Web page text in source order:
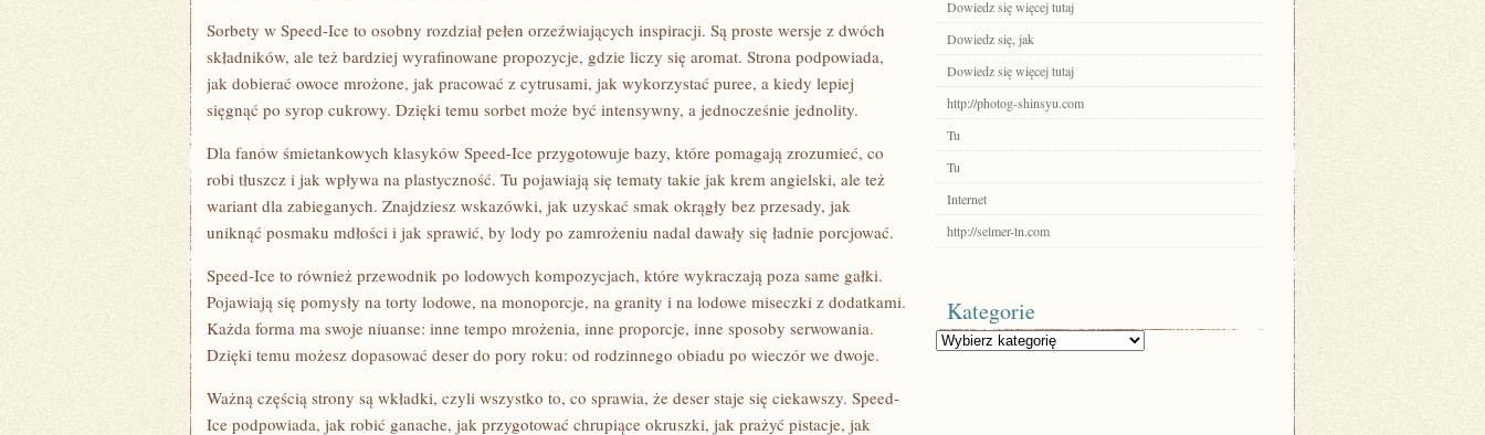
Sorbety w Speed-Ice to osobny rozdział pełen orzeźwiających inspiracji. Są proste wersje z dwóch
składników, ale też bardziej wyrafinowane propozycje, gdzie liczy się aromat. Strona podpowiada,
jak dobierać owoce mrożone, jak pracować z cytrusami, jak wykorzystać puree, a kiedy lepiej
sięgnąć po syrop cukrowy. Dzięki temu sorbet może być intensywny, a jednocześnie jednolity.
Dla fanów śmietankowych klasyków Speed-Ice przygotowuje bazy, które pomagają zrozumieć, co
robi tłuszcz i jak wpływa na plastyczność. Tu pojawiają się tematy takie jak krem angielski, ale też
wariant dla zabieganych. Znajdziesz wskazówki, jak uzyskać smak okrągły bez przesady, jak
uniknąć posmaku mdłości i jak sprawić, by lody po zamrożeniu nadal dawały się ładnie porcjować.
Speed-Ice to również przewodnik po lodowych kompozycjach, które wykraczają poza same gałki.
Pojawiają się pomysły na torty lodowe, na monoporcje, na granity i na lodowe miseczki z dodatkami.
Każda forma ma swoje niuanse: inne tempo mrożenia, inne proporcje, inne sposoby serwowania.
Dzięki temu możesz dopasować deser do pory roku: od rodzinnego obiadu po wieczór we dwoje.
Ważną częścią strony są wkładki, czyli wszystko to, co sprawia, że deser staje się ciekawszy. Speed-
Ice podpowiada, jak robić ganache, jak przygotować chrupiące okruszki, jak prażyć pistacje, jak
Dowiedz się więcej tutaj
Dowiedz się, jak
Dowiedz się więcej tutaj
http://photog-shinsyu.com
Tu
Tu
Internet
http://selmer-tn.com
Kategorie
Kategorie